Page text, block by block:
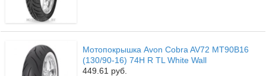
Мотопокрышка Avon Cobra AV72 MT90B16
(130/90-16) 74H R TL White Wall
449.61 руб.